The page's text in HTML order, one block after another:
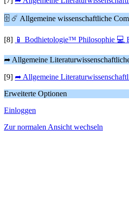
🗄 ☄ Allgemeine wissenschaftliche
[8] 📱 Bodhietologie™ Philosophie
➦ Allgemeine
[9] ➦ Allgemeine
Erweiterte Optionen
Einloggen
Zur normalen Ansicht wechseln